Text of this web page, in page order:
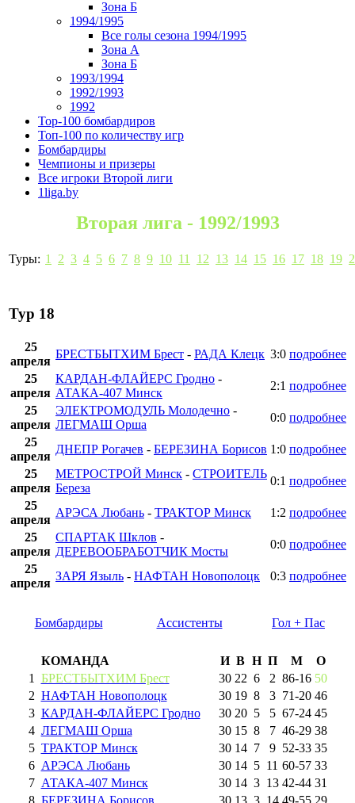
Зона Б
1994/1995
Все голы сезона 1994/1995
Зона А
Зона Б
1993/1994
1992/1993
1992
Top-100 бомбардиров
Топ-100 по количеству игр
Бомбардиры
Чемпионы и призеры
Все игроки Второй лиги
1liga.by
Вторая лига - 1992/1993
Туры: 1 2 3 4 5 6 7 8 9 10 11 12 13 14 15 16 17 18 19
Тур 18
25
апреля
БРЕСТБЫТХИМ Брест - РАДА Клецк 3:0 подробнее
25
апреля
КАРДАН-ФЛАЙЕРС Гродно -
АТАКА-407 Минск
2:1 подробнее
25
апреля
ЭЛЕКТРОМОДУЛЬ Молодечно -
ЛЕГМАШ Орша
0:0 подробнее
25
апреля
ДНЕПР Рогачев - БЕРЕЗИНА Борисов 1:0 подробнее
25
апреля
МЕТРОСТРОЙ Минск - СТРОИТЕЛЬ
Береза
0:1 подробнее
25
апреля
АРЭСА Любань - ТРАКТОР Минск 1:2 подробнее
25
апреля
СПАРТАК Шклов -
ДЕРЕВООБРАБОТЧИК Мосты
0:0 подробнее
25
апреля
ЗАРЯ Языль - НАФТАН Новополоцк 0:3 подробнее
Бомбардиры Ассистенты Гол + Пас
КОМАНДА И В Н П М
О
1
БРЕСТБЫТХИМ Брест 30 22 6 2 86-16 50
2 НАФТАН Новополоцк 30 19 8 3 71-20 46
3 КАРДАН-ФЛАЙЕРС Гродно 30 20 5 5 67-24 45
4 ЛЕГМАШ Орша 30 15 8 7 46-29 38
5 ТРАКТОР Минск 30 14 7 9 52-33 35
6 АРЭСА Любань 30 14 5 11 60-57 33
7 АТАКА-407 Минск 30 14 3 13 42-44 31